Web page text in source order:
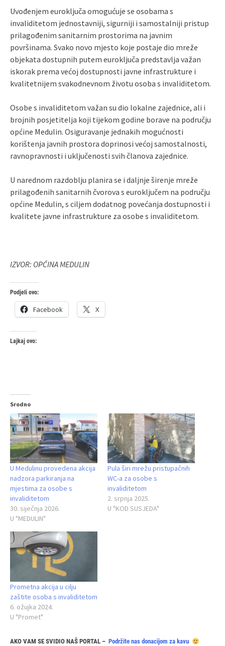
Uvođenjem euroključa omogućuje se osobama s
invaliditetom jednostavniji, sigurniji i samostalniji pristup
prilagođenim sanitarnim prostorima na javnim
površinama. Svako novo mjesto koje postaje dio mreže
objekata dostupnih putem euroključa predstavlja važan
iskorak prema većoj dostupnosti javne infrastrukture i
kvalitetnijem svakodnevnom životu osoba s invaliditetom.
Osobe s invaliditetom važan su dio lokalne zajednice, ali i
brojnih posjetitelja koji tijekom godine borave na području
općine Medulin. Osiguravanje jednakih mogućnosti
korištenja javnih prostora doprinosi većoj samostalnosti,
ravnopravnosti i uključenosti svih članova zajednice.
U narednom razdoblju planira se i daljnje širenje mreže
prilagođenih sanitarnih čvorova s euroključem na području
općine Medulin, s ciljem dodatnog povećanja dostupnosti i
kvalitete javne infrastrukture za osobe s invaliditetom.
IZVOR: OPĆINA MEDULIN
Podjeli ovo:
Facebook X
Lajkaj ovo:
Srodno
U Medulinu provedena akcija
nadzora parkiranja na
mjestima za osobe s
invaliditetom
30. siječnja 2026.
U "MEDULIN"
Pula širi mrežu pristupačnih
WC-a za osobe s
invaliditetom
2. srpnja 2025.
U "KOD SUSJEDA"
Prometna akcija u cilju
zaštite osoba s invaliditetom
6. ožujka 2024.
U "Promet"
AKO VAM SE SVIDIO NAŠ PORTAL – Podržite nas donacijom za kavu